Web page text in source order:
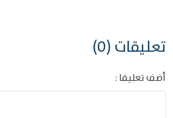
تعليقات (0)
أضف تعليقا :